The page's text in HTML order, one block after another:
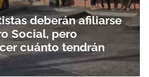
deberán afiliarse
Social, pero
cuánto tendrán